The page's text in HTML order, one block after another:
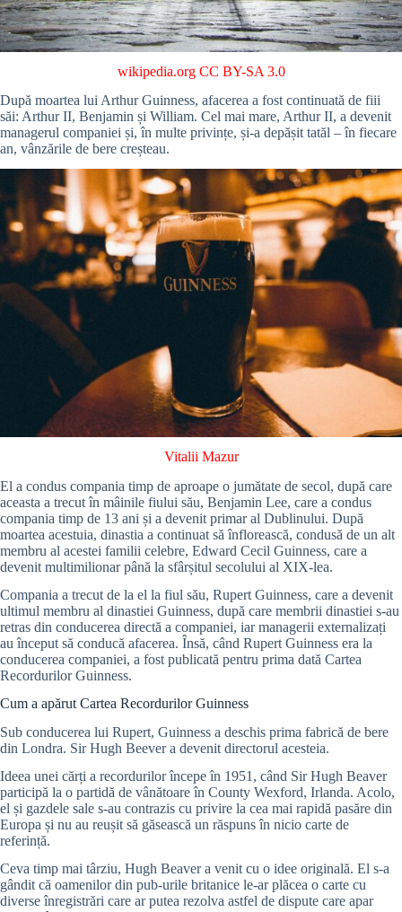
wikipedia.org CC BY-SA 3.0
După moartea lui Arthur Guinness, afacerea a fost continuată de fiii
săi: Arthur II, Benjamin și William. Cel mai mare, Arthur II, a devenit
managerul companiei și, în multe privințe, și-a depășit tatăl – în fiecare
an, vânzările de bere creșteau.
Vitalii Mazur
El a condus compania timp de aproape o jumătate de secol, după care
aceasta a trecut în mâinile fiului său, Benjamin Lee, care a condus
compania timp de 13 ani și a devenit primar al Dublinului. După
moartea acestuia, dinastia a continuat să înflorească, condusă de un alt
membru al acestei familii celebre, Edward Cecil Guinness, care a
devenit multimilionar până la sfârșitul secolului al XIX-lea.
Compania a trecut de la el la fiul său, Rupert Guinness, care a devenit
ultimul membru al dinastiei Guinness, după care membrii dinastiei s-au
retras din conducerea directă a companiei, iar managerii externalizați
au început să conducă afacerea. Însă, când Rupert Guinness era la
conducerea companiei, a fost publicată pentru prima dată Cartea
Recordurilor Guinness.
Cum a apărut Cartea Recordurilor Guinness
Sub conducerea lui Rupert, Guinness a deschis prima fabrică de bere
din Londra. Sir Hugh Beever a devenit directorul acesteia.
Ideea unei cărți a recordurilor începe în 1951, când Sir Hugh Beaver
participă la o partidă de vânătoare în County Wexford, Irlanda. Acolo,
el și gazdele sale s-au contrazis cu privire la cea mai rapidă pasăre din
Europa și nu au reușit să găsească un răspuns în nicio carte de
referință.
Ceva timp mai târziu, Hugh Beaver a venit cu o idee originală. El s-a
gândit că oamenilor din pub-urile britanice le-ar plăcea o carte cu
diverse înregistrări care ar putea rezolva astfel de dispute care apar